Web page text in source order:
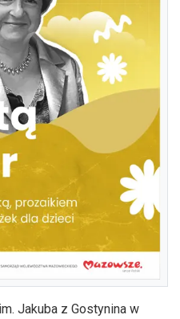
Jakuba z Gostynina w